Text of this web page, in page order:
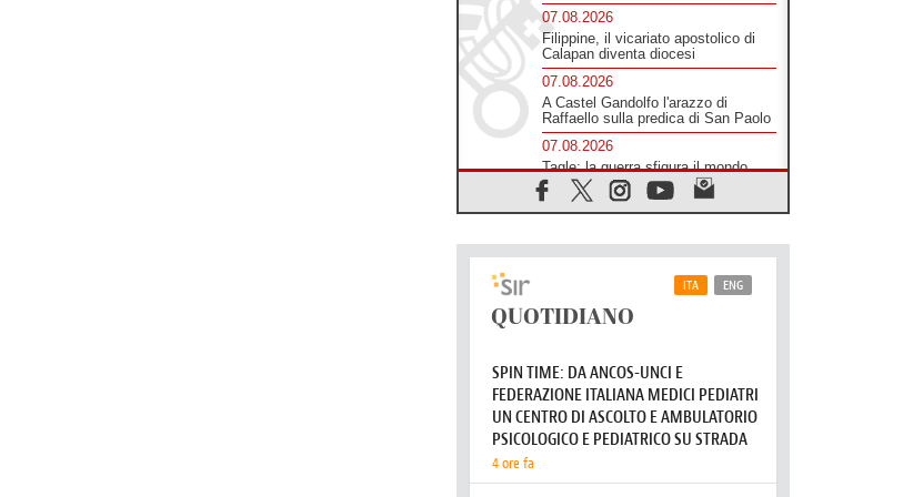
07.08.2026
Filippine, il vicariato apostolico di
Calapan diventa diocesi
07.08.2026
A Castel Gandolfo l'arazzo di
Raffaello sulla predica di San Paolo
07.08.2026
Tagle: la guerra sfigura il mondo,
solo la rivelazione di Dio lo
trasfigura
Il Papa in Francia, quattro giorni
intensi tra Chiesa, popolo e
07.08.2026
SIGNIS 2026, dare voce alle
07.08.2026
Honduras, gli sfollati invisibili di una
crisi dimenticata
07.08.2026
della sopravvivenza per caldo e